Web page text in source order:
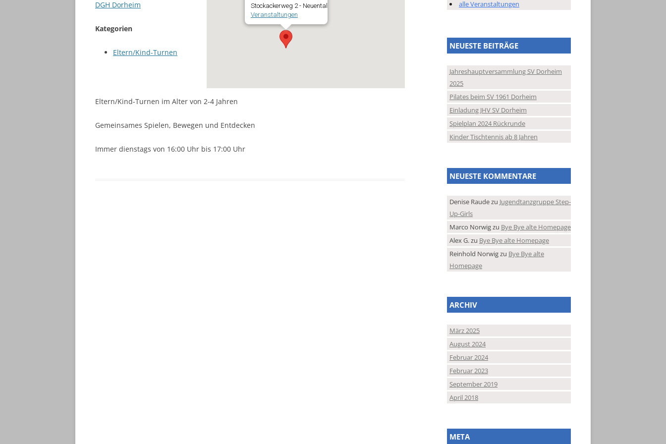
Stockackerweg 2 - Neuental
Veranstaltungen
DGH Dorheim
Kategorien
Eltern/Kind-Turnen
Eltern/Kind-Turnen im Alter von 2-4 Jahren
Gemeinsames Spielen, Bewegen und Entdecken
Immer dienstags von 16:00 Uhr bis 17:00 Uhr
alle Veranstaltungen
NEUESTE BEITRÄGE
Jahreshauptversammlung SV Dorheim
2025
Pilates beim SV 1961 Dorheim
Einladung JHV SV Dorheim
Spielplan 2024 Rückrunde
Kinder Tischtennis ab 8 Jahren
NEUESTE KOMMENTARE
Denise Raudezu Jugendtanzgruppe Step-
Up-Girls
Marco Norwigzu Bye Bye alte Homepage
Alex G.zu Bye Bye alte Homepage
Reinhold Norwigzu Bye Bye alte
Homepage
ARCHIV
März 2025
August 2024
Februar 2024
Februar 2023
September 2019
April 2018
META